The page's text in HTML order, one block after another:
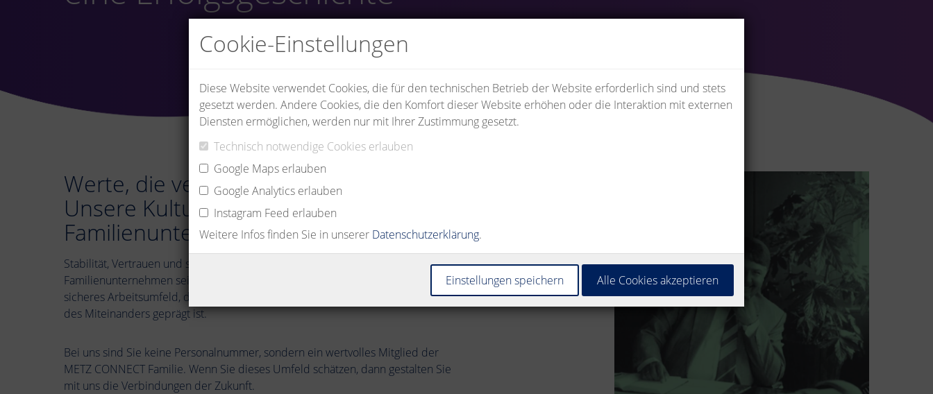
Werte, die verbinden:
Unsere Kultur als
Familienunternehmen
Stabilität, Vertrauen und starker Zusammenhalt - das zeichnet uns als
Familienunternehmen seit 1976 aus. Wir denken langfristig und schaffen so ein
sicheres Arbeitsumfeld, das von kurzen Entscheidungswegen und einer Kultur
des Miteinanders geprägt ist.
Bei uns sind Sie keine Personalnummer, sondern ein wertvolles Mitglied der
METZ CONNECT Familie. Wenn Sie dieses Umfeld schätzen, dann gestalten Sie
mit uns die Verbindungen der Zukunft.
Cookie-Einstellungen
Diese Website verwendet Cookies, die für den technischen Betrieb der Website erforderlich sind und stets
gesetzt werden. Andere Cookies, die den Komfort dieser Website erhöhen oder die Interaktion mit externen
Diensten ermöglichen, werden nur mit Ihrer Zustimmung gesetzt.
Technisch notwendige Cookies erlauben
Google Maps erlauben
Google Analytics erlauben
Instagram Feed erlauben
Weitere Infos finden Sie in unserer Datenschutzerklärung.
Einstellungen speichern Alle Cookies akzeptieren